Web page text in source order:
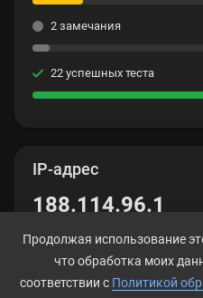
IP-адрес
188.114.96.1
2 замечания
22 успешных теста
Продолжая использование
что обработка моих
соответствии с Политикой